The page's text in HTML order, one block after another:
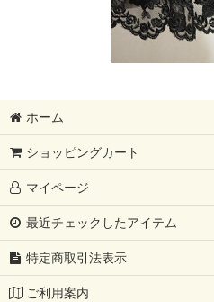
ホーム
ショッピングカート
マイページ
最近チェックしたアイテム
特定商取引法表示
ご利用案内